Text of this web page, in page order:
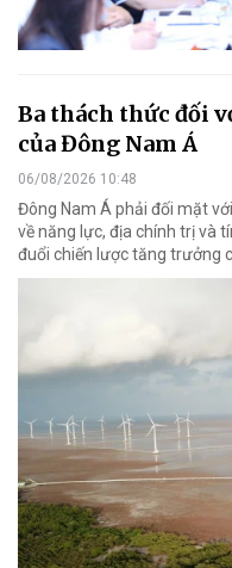
Ba thách thức đối
của Đông Nam Á
06/08/2026 10:48
Đông Nam Á phải đối mặt
về năng lực, địa chính trị và
đuổi chiến lược tăng trưởng